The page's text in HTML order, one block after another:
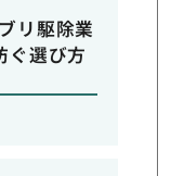
リ駆除業
ぐ選び方